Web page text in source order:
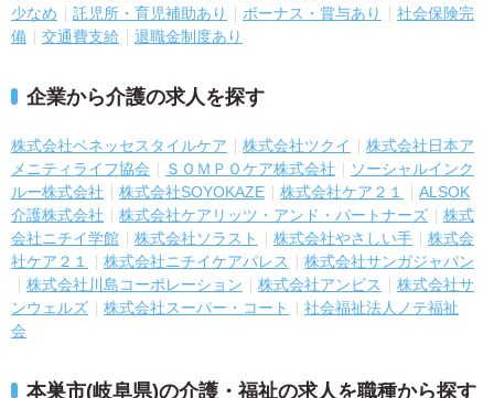
少なめ
託児所・育児補助あり ボーナス・賞与あり
社会保険完
備
交通費支給 退職金制度あり
企業から介護の求人を探す
株式会社ベネッセスタイルケア 株式会社ツクイ
株式会社日本ア
メニティライフ協会
ＳＯＭＰＯケア株式会社
ソーシャルインク
ルー株式会社
株式会社SOYOKAZE 株式会社ケア２１
ALSOK
介護株式会社
株式会社ケアリッツ・アンド・パートナーズ
株式
会社ニチイ学館
株式会社ソラスト 株式会社やさしい手
株式会
社ケア２１
株式会社ニチイケアパレス
株式会社サンガジャパン
株式会社川島コーポレーション
株式会社アンビス
株式会社サ
ンウェルズ
株式会社スーパー・コート
社会福祉法人ノテ福祉
会
本巣市(岐阜県)の介護・福祉の求人を職種から探す